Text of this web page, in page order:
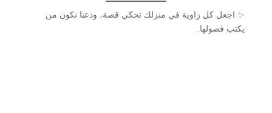
✨ اجعل كل زاوية في منزلك تحكي قصة، ودعنا نكون من
يكتب فصولها.